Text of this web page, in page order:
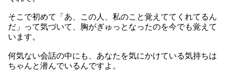
そこで初めて「あ、この人、私のこと覚えててくれてるん
だ」って気づいて、胸がぎゅっとなったのを今でも覚えて
います。
何気ない会話の中にも、あなたを気にかけている気持ちは
ちゃんと潜んでいるんですよ。